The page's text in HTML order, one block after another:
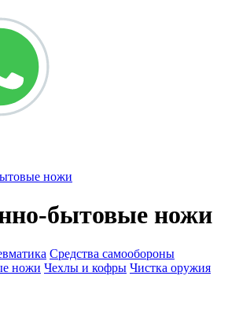
ножи
бытовые ножи
Средства самообороны
ножи Чехлы и кофры Чистка оружия